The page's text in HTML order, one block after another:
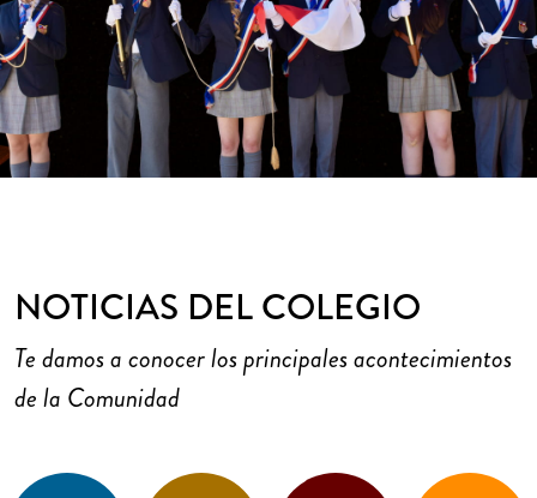
NOTICIAS DEL COLEGIO
Te damos a conocer los principales acontecimientos
de la Comunidad